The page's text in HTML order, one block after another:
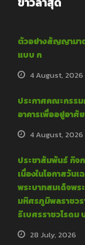
ตัวอย่างสัญญามา
แบบ ก
4 August, 2026
ประกาศคณะกรรม
อาคารเพื่ออยู่อา
4 August, 2026
ประชาสัมพันธ์ กิ
เนื่องในโอกาสวัน
พระบาทสมเด็จพ
มหิศรภูมิพลราชว
ธิเบศรราชวโรดม
28 July, 2026